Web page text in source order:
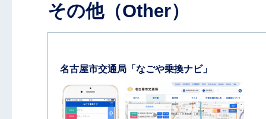
その他（Other）
名古屋市交通局「なごや乗換ナビ」